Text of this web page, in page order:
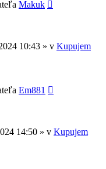
Makuk
10:43 » v Kupujem
Em881
14:50 » v Kupujem